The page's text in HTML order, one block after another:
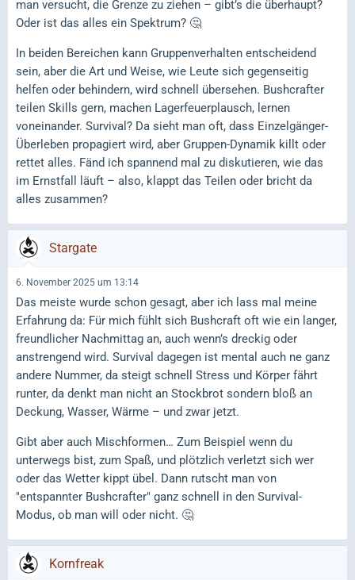
man versucht, die Grenze zu ziehen – gibt’s die überhaupt?
Oder ist das alles ein Spektrum? 🤔
In beiden Bereichen kann Gruppenverhalten entscheidend
sein, aber die Art und Weise, wie Leute sich gegenseitig
helfen oder behindern, wird schnell übersehen. Bushcrafter
teilen Skills gern, machen Lagerfeuerplausch, lernen
voneinander. Survival? Da sieht man oft, dass Einzelgänger-
Überleben propagiert wird, aber Gruppen-Dynamik killt oder
rettet alles. Fänd ich spannend mal zu diskutieren, wie das
im Ernstfall läuft – also, klappt das Teilen oder bricht da
alles zusammen?
Stargate
6. November 2025 um 13:14
Das meiste wurde schon gesagt, aber ich lass mal meine
Erfahrung da: Für mich fühlt sich Bushcraft oft wie ein langer,
freundlicher Nachmittag an, auch wenn’s dreckig oder
anstrengend wird. Survival dagegen ist mental auch ne ganz
andere Nummer, da steigt schnell Stress und Körper fährt
runter, da denkt man nicht an Stockbrot sondern bloß an
Deckung, Wasser, Wärme – und zwar jetzt.
Gibt aber auch Mischformen… Zum Beispiel wenn du
unterwegs bist, zum Spaß, und plötzlich verletzt sich wer
oder das Wetter kippt übel. Dann rutscht man von
"entspannter Bushcrafter" ganz schnell in den Survival-
Modus, ob man will oder nicht. 🤔
Kornfreak